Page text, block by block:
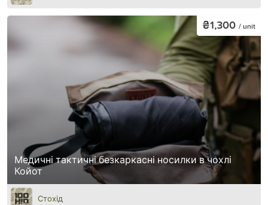
Медичні тактичні безкаркасні носилки в чохлі
Койот
₴1,300 / unit
Стохід